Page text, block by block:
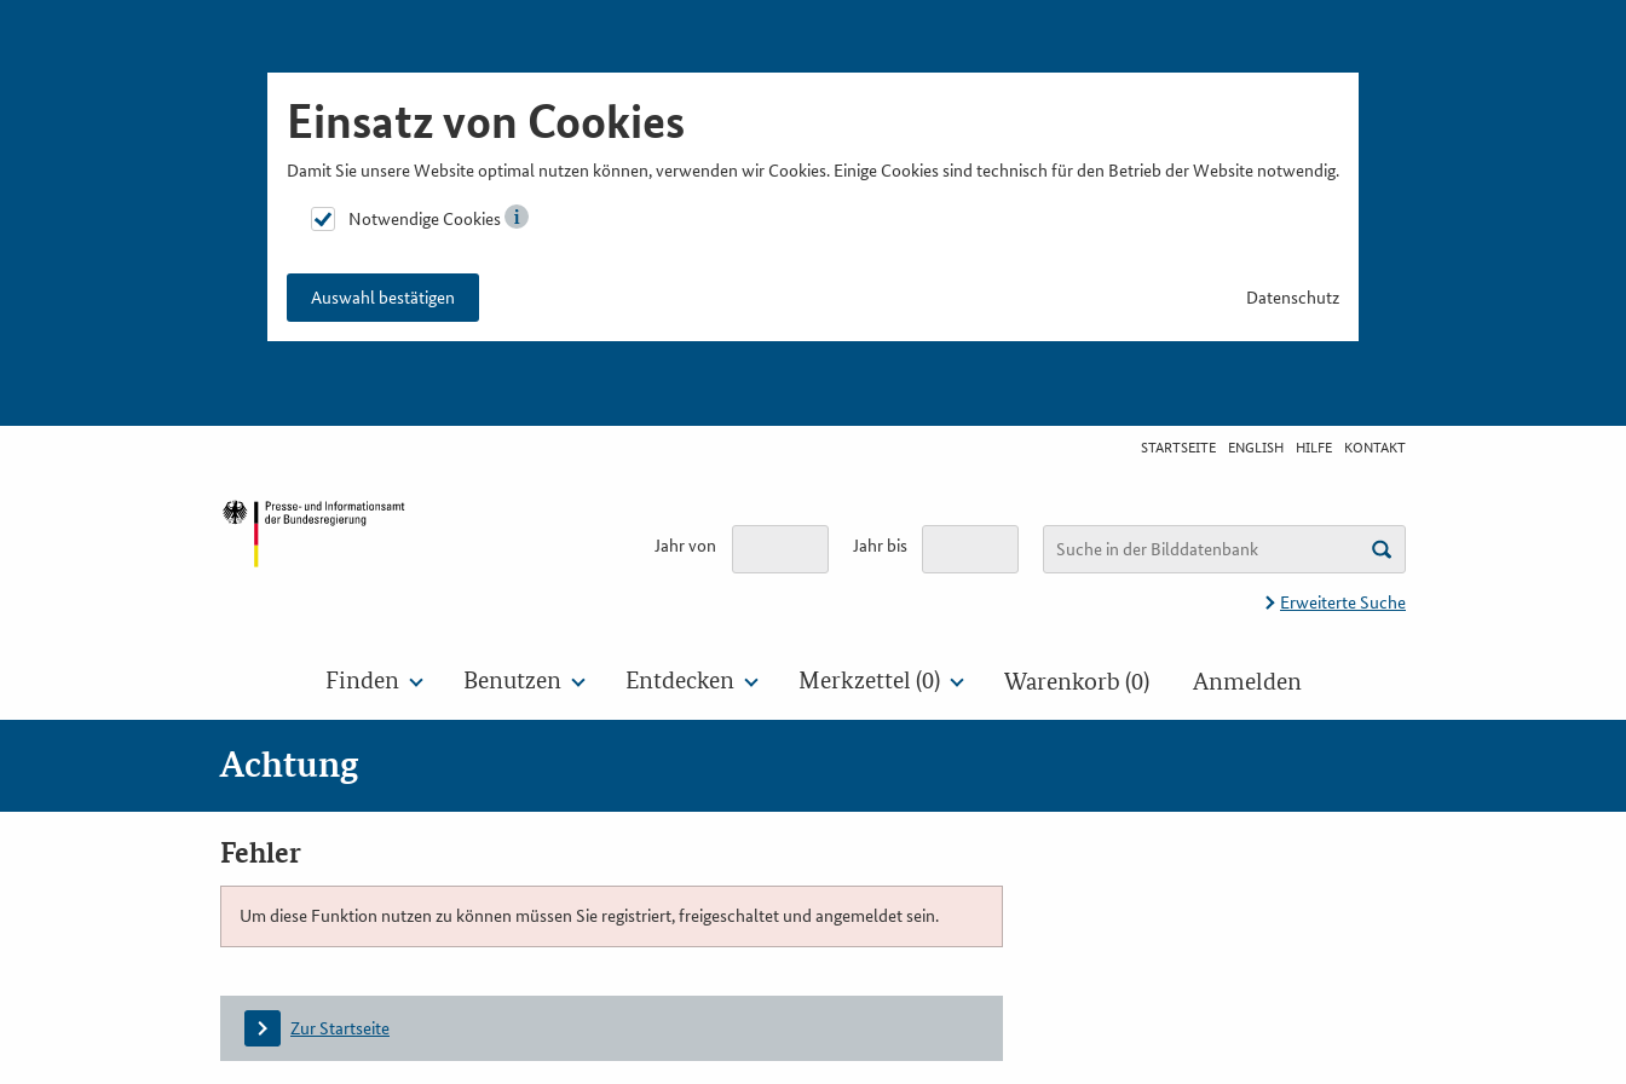
Einsatz von Cookies
Damit Sie unsere Website optimal nutzen können, verwenden wir Cookies. Einige Cookies sind technisch für den Betrieb der Website notwendig.
Notwendige Cookies
Auswahl bestätigen Datenschutz
STARTSEITE ENGLISH HILFE KONTAKT
Jahr von Jahr bis
Erweiterte Suche
Finden Benutzen Entdecken Merkzettel (0) Warenkorb (0) Anmelden
Achtung
Fehler
Um diese Funktion nutzen zu können müssen Sie registriert, freigeschaltet und angemeldet sein.
Zur Startseite